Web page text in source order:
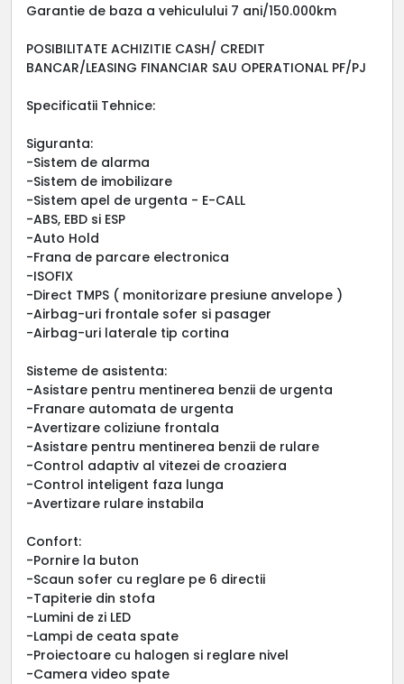
Garantie de baza a vehiculului 7 ani/150.000km
POSIBILITATE ACHIZITIE CASH/ CREDIT
BANCAR/LEASING FINANCIAR SAU OPERATIONAL PF/PJ
Specificatii Tehnice:
Siguranta:
-Sistem de alarma
-Sistem de imobilizare
-Sistem apel de urgenta - E-CALL
-ABS, EBD si ESP
-Auto Hold
-Frana de parcare electronica
-ISOFIX
-Direct TMPS ( monitorizare presiune anvelope )
-Airbag-uri frontale sofer si pasager
-Airbag-uri laterale tip cortina
Sisteme de asistenta:
-Asistare pentru mentinerea benzii de urgenta
-Franare automata de urgenta
-Avertizare coliziune frontala
-Asistare pentru mentinerea benzii de rulare
-Control adaptiv al vitezei de croaziera
-Control inteligent faza lunga
-Avertizare rulare instabila
Confort:
-Pornire la buton
-Scaun sofer cu reglare pe 6 directii
-Tapiterie din stofa
-Lumini de zi LED
-Lampi de ceata spate
-Proiectoare cu halogen si reglare nivel
-Camera video spate